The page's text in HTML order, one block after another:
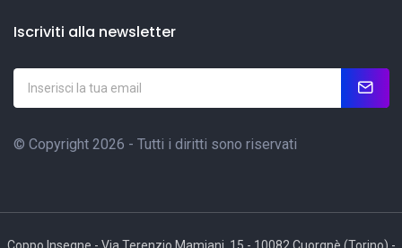
Iscriviti alla newsletter
© Copyright 2026 - Tutti i diritti sono riservati